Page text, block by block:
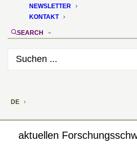
NEWSLETTER
KONTAKT
SEARCH
DEDie Entwicklung
funktionaler
aktuellen